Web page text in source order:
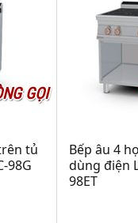
GỌI
tủ
98G
Bếp âu 4
dùng điện
98ET